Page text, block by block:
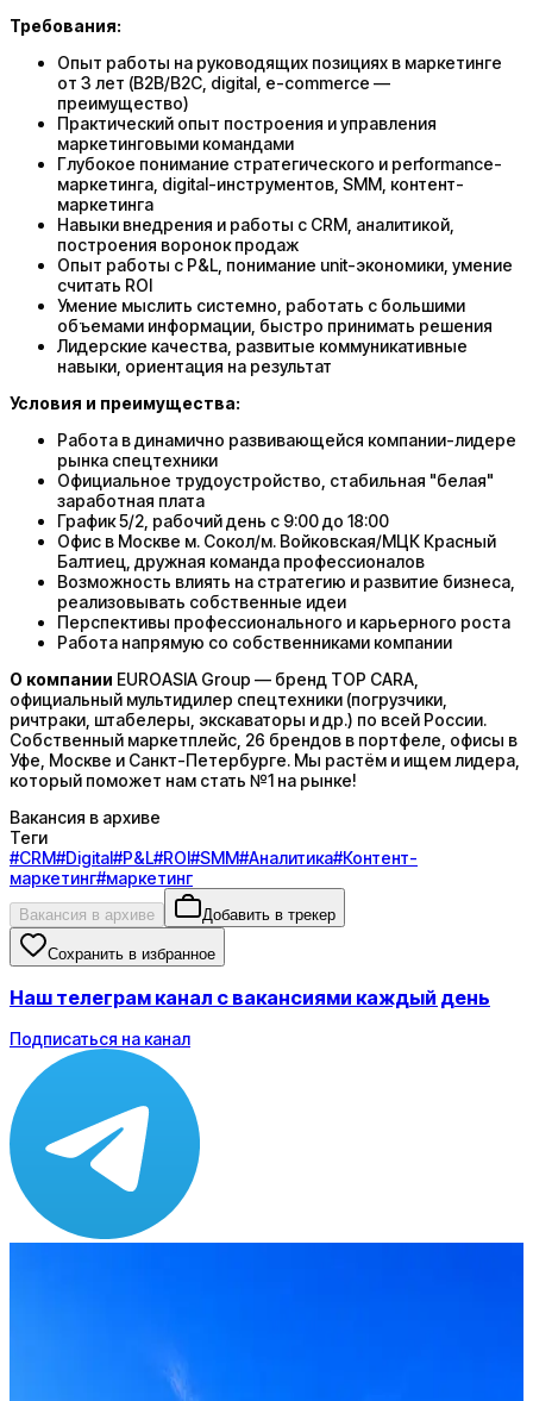
Требования:
Опыт работы на руководящих позициях в маркетинге
от 3 лет (B2B/B2C, digital, e-commerce —
преимущество)
Практический опыт построения и управления
маркетинговыми командами
Глубокое понимание стратегического и performance-
маркетинга, digital-инструментов, SMM, контент-
маркетинга
Навыки внедрения и работы с CRM, аналитикой,
построения воронок продаж
Опыт работы с P&L, понимание unit-экономики, умение
считать ROI
Умение мыслить системно, работать с большими
объемами информации, быстро принимать решения
Лидерские качества, развитые коммуникативные
навыки, ориентация на результат
Условия и преимущества:
Работа в динамично развивающейся компании-лидере
рынка спецтехники
Официальное трудоустройство, стабильная "белая"
заработная плата
График 5/2, рабочий день с 9:00 до 18:00
Офис в Москве м. Сокол/м. Войковская/МЦК Красный
Балтиец, дружная команда профессионалов
Возможность влиять на стратегию и развитие бизнеса,
реализовывать собственные идеи
Перспективы профессионального и карьерного роста
Работа напрямую со собственниками компании
О компании EUROASIA Group — бренд TOP CARA,
официальный мультидилер спецтехники (погрузчики,
ричтраки, штабелеры, экскаваторы и др.) по всей России.
Собственный маркетплейс, 26 брендов в портфеле, офисы в
Уфе, Москве и Санкт-Петербурге. Мы растём и ищем лидера,
который поможет нам стать №1 на рынке!
Вакансия в архиве
Теги
#CRM#Digital#P&L#ROI#SMM#Аналитика#Контент-
маркетинг#маркетинг
Вакансия в архиве Добавить в трекер
Сохранить в избранное
Наш телеграм канал с вакансиями каждый день
Подписаться на канал